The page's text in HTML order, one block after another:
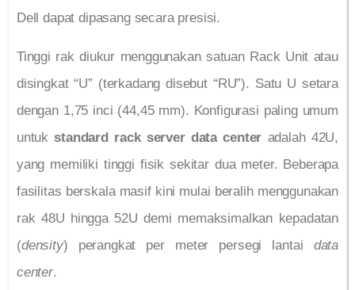
Dell dapat dipasang secara presisi.
Tinggi rak diukur menggunakan satuan Rack Unit atau
disingkat “U” (terkadang disebut “RU”). Satu U setara
dengan 1,75 inci (44,45 mm). Konfigurasi paling umum
untukstandard rack server data center adalah 42U,
yang memiliki tinggi fisik sekitar dua meter. Beberapa
fasilitas berskala masif kini mulai beralih menggunakan
rak 48U hingga 52U demi memaksimalkan kepadatan
(density) perangkat per meter persegi lantai data
center.